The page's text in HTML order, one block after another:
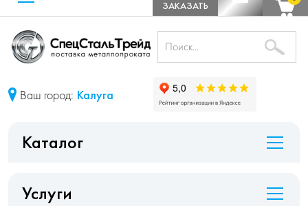
ЗАКАЗАТЬ
ЗВОНОК
Ваш город: Калуга
Каталог
Услуги